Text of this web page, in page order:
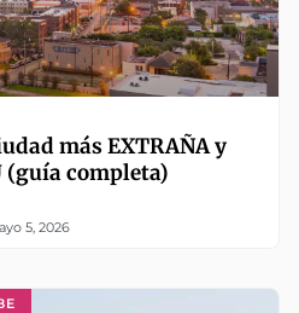
más EXTRAÑA y
(guía completa)
5, 2026